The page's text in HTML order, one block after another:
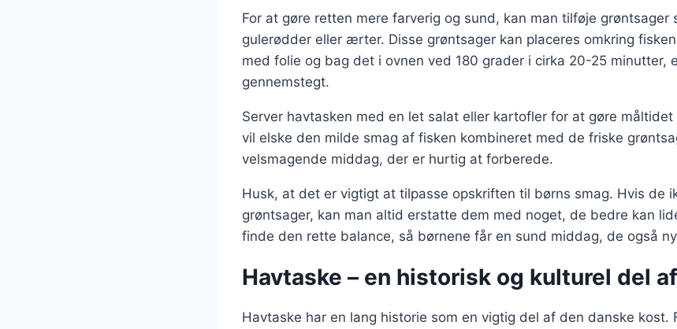
For at gøre retten mere farverig og sund, kan man tilføje grøntsager
gulerødder eller ærter. Disse grøntsager kan placeres omkring
med folie og bag det i ovnen ved 180 grader i cirka 20-25 minutter,
gennemstegt.
Server havtasken med en let salat eller kartofler for at gøre
vil elske den milde smag af fisken kombineret med de friske
velsmagende middag, der er hurtig at forberede.
Husk, at det er vigtigt at tilpasse opskriften til børns smag. Hvis de
grøntsager, kan man altid erstatte dem med noget, de bedre kan
finde den rette balance, så børnene får en sund middag, de også
Havtaske – en historisk og kulturel del
Havtaske har en lang historie som en vigtig del af den danske kost.